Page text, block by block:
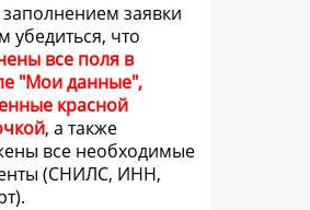
заявки
убедиться, что
все поля в
"Мои данные",
красной
, а также
все необходимые
(СНИЛС, ИНН,